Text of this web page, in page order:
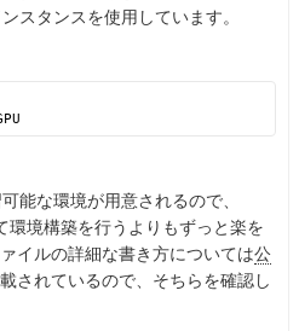
スタンスを使用しています。
能な環境が用意されるので、
境構築を行うよりもずっと楽を
イルの詳細な書き方については公
されているので、そちらを確認し